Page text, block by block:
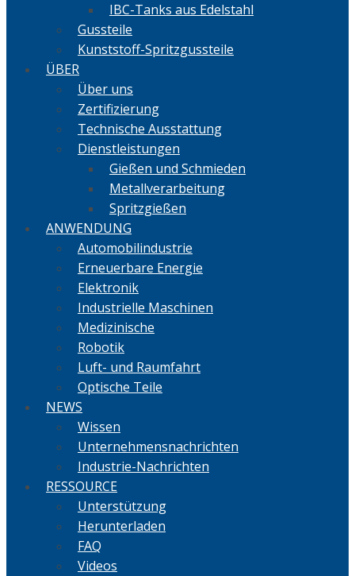
IBC-Tanks aus Edelstahl
Gussteile
Kunststoff-Spritzgussteile
ÜBER
Über uns
Zertifizierung
Technische Ausstattung
Dienstleistungen
Gießen und Schmieden
Metallverarbeitung
Spritzgießen
ANWENDUNG
Automobilindustrie
Erneuerbare Energie
Elektronik
Industrielle Maschinen
Medizinische
Robotik
Luft- und Raumfahrt
Optische Teile
NEWS
Wissen
Unternehmensnachrichten
Industrie-Nachrichten
RESSOURCE
Unterstützung
Herunterladen
FAQ
Videos